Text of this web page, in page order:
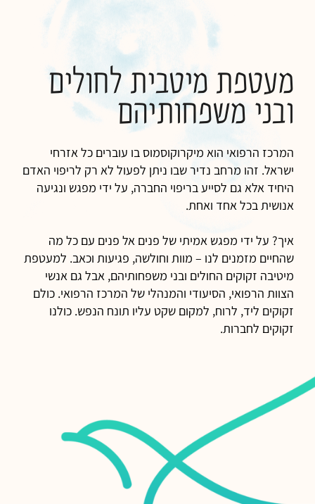
מעטפת מיטבית לחולים
ובני משפחותיהם
המרכז הרפואי הוא מיקרוקוסמוס בו עוברים כל אזרחי
ישראל. זהו מרחב נדיר שבו ניתן לפעול לא רק לריפוי האדם
היחיד אלא גם לסייע בריפוי החברה, על ידי מפגש ונגיעה
אנושית בכל אחד ואחת.
איך? על ידי מפגש אמיתי של פנים אל פנים עם כל מה
שהחיים מזמנים לנו – מוות וחולשה, פגיעות וכאב. למעטפת
מיטיבה זקוקים החולים ובני משפחותיהם, אבל גם אנשי
הצוות הרפואי, הסיעודי והמנהלי של המרכז הרפואי. כולם
זקוקים ליד, לרוח, למקום שקט עליו תונח הנפש. כולנו
זקוקים לחברות.